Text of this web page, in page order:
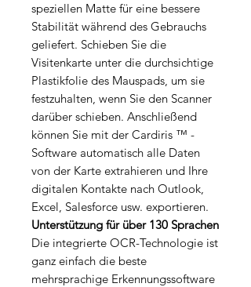
speziellen Matte für eine bessere
Stabilität während des Gebrauchs
geliefert. Schieben Sie die
Visitenkarte unter die durchsichtige
Plastikfolie des Mauspads, um sie
festzuhalten, wenn Sie den Scanner
darüber schieben. Anschließend
können Sie mit der Cardiris ™ -
Software automatisch alle Daten
von der Karte extrahieren und Ihre
digitalen Kontakte nach Outlook,
Excel, Salesforce usw. exportieren.
Unterstützung für über 130 Sprachen
Die integrierte OCR-Technologie ist
ganz einfach die beste
mehrsprachige Erkennungssoftware